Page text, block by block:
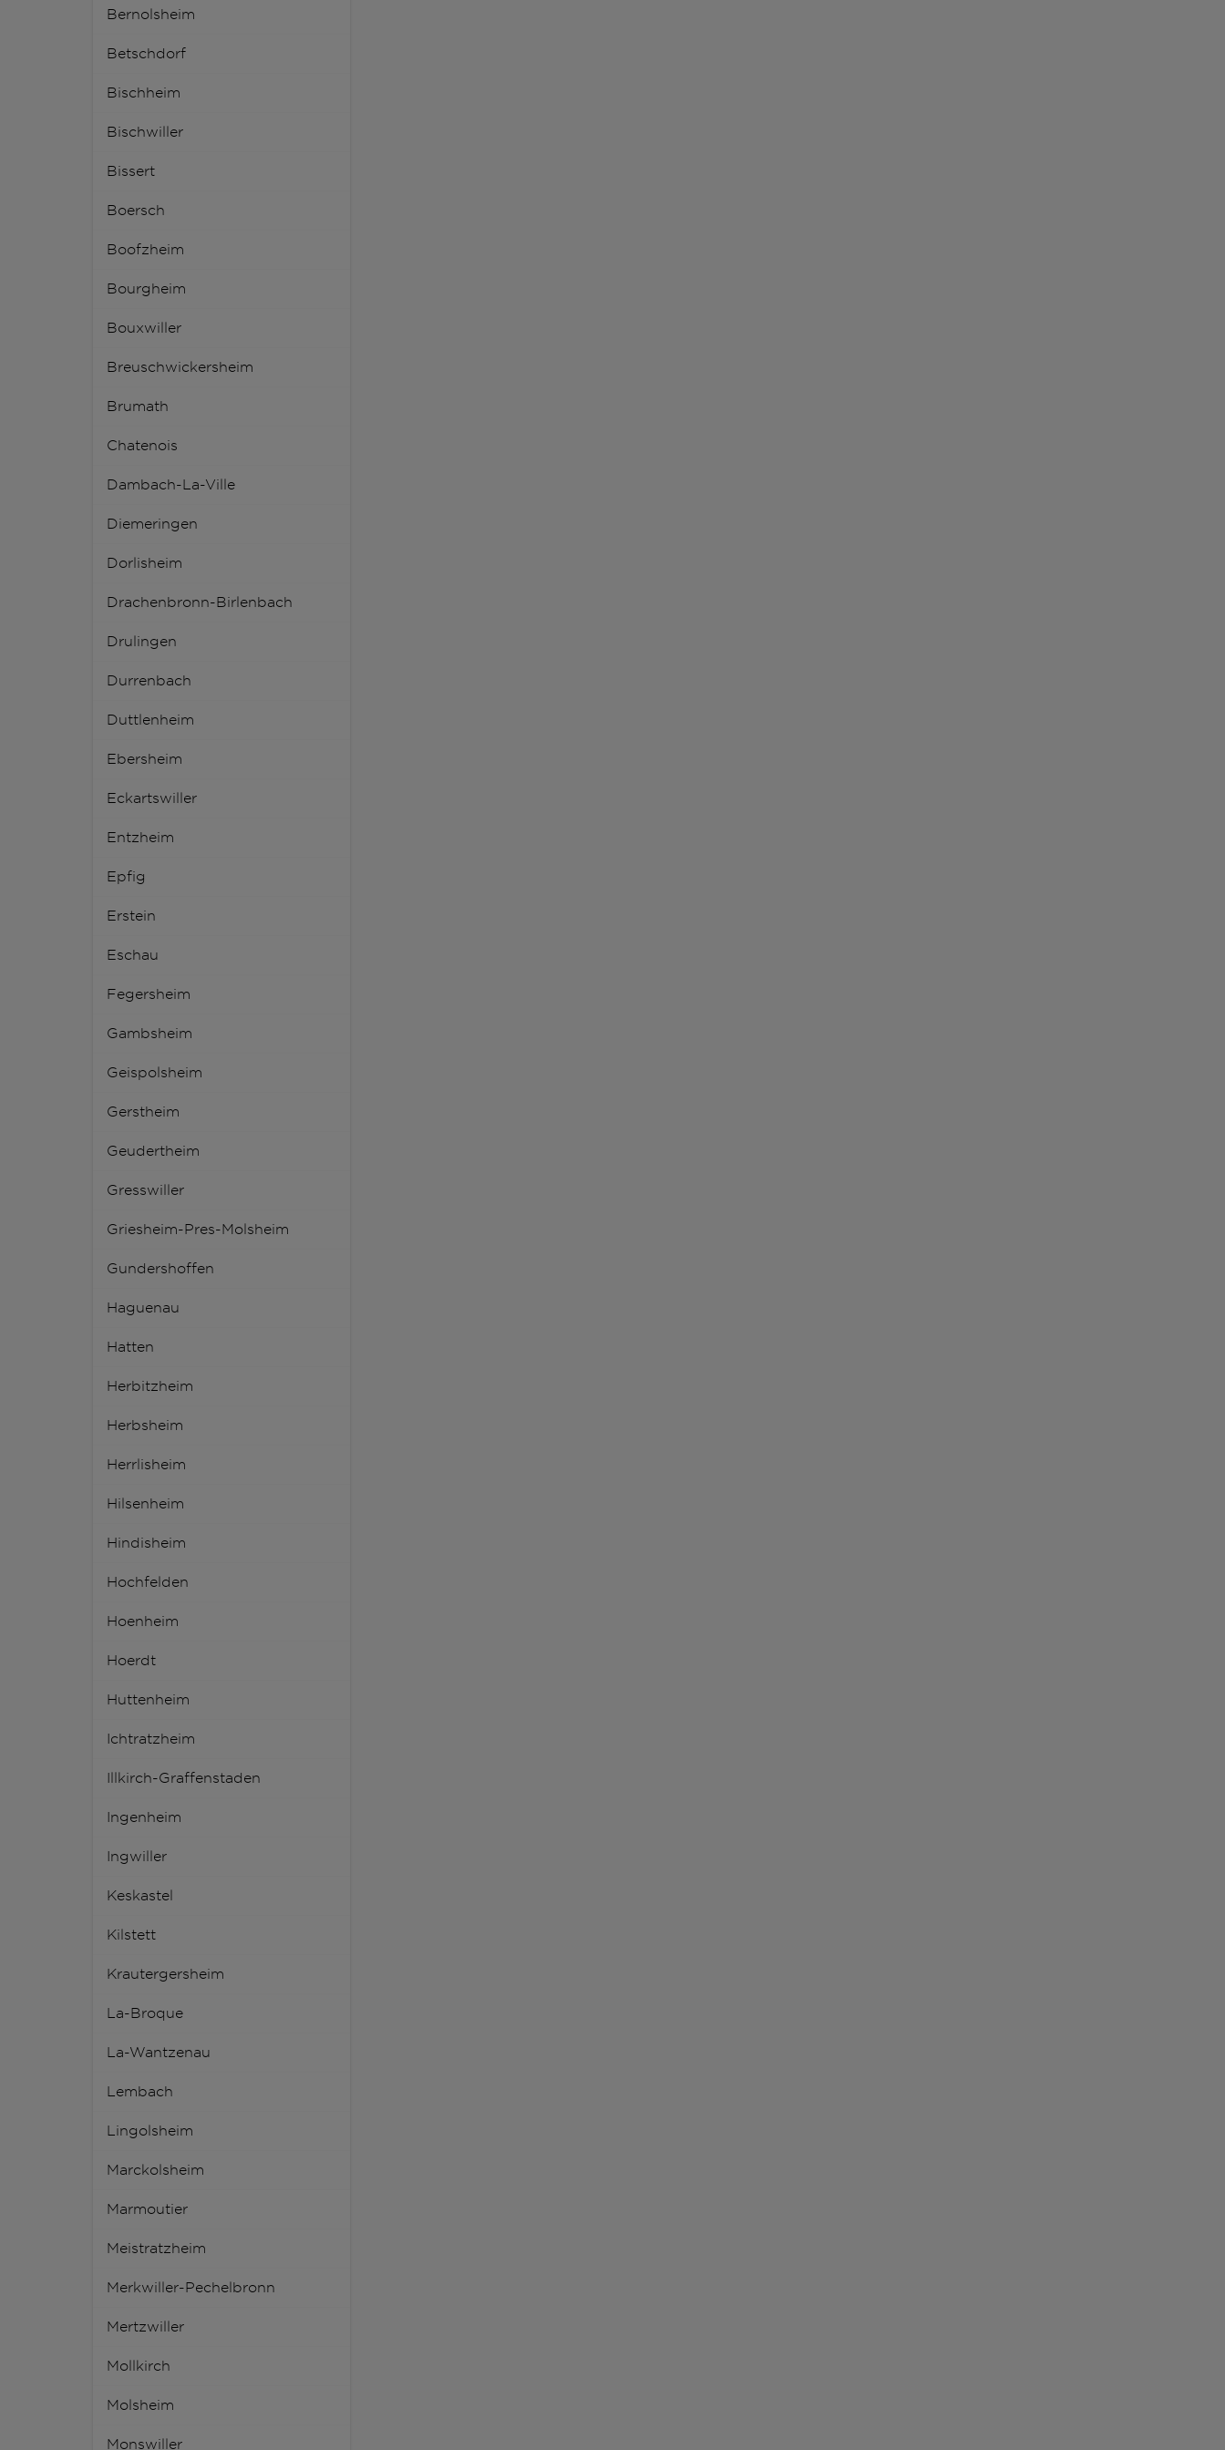
Bernolsheim
Betschdorf
Bischheim
Bischwiller
Bissert
Boersch
Boofzheim
Bourgheim
Bouxwiller
Breuschwickersheim
Brumath
Chatenois
Dambach-La-Ville
Diemeringen
Dorlisheim
Drachenbronn-Birlenbach
Drulingen
Durrenbach
Duttlenheim
Ebersheim
Eckartswiller
Entzheim
Epfig
Erstein
Eschau
Fegersheim
Gambsheim
Geispolsheim
Gerstheim
Geudertheim
Gresswiller
Griesheim-Pres-Molsheim
Gundershoffen
Haguenau
Hatten
Herbitzheim
Herbsheim
Herrlisheim
Hilsenheim
Hindisheim
Hochfelden
Hoenheim
Hoerdt
Huttenheim
Ichtratzheim
Illkirch-Graffenstaden
Ingenheim
Ingwiller
Keskastel
Kilstett
Krautergersheim
La-Broque
La-Wantzenau
Lembach
Lingolsheim
Marckolsheim
Marmoutier
Meistratzheim
Merkwiller-Pechelbronn
Mertzwiller
Mollkirch
Molsheim
Monswiller